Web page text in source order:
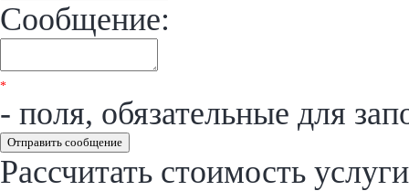
Сообщение:
*
- поля, обязательные для
Отправить сообщение
Рассчитать стоимость услуги